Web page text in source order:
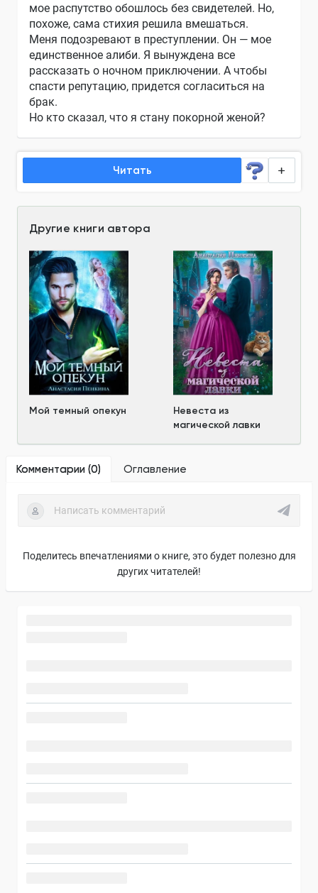
мое распутство обошлось без свидетелей. Но,
похоже, сама стихия решила вмешаться.
Меня подозревают в преступлении. Он — мое
единственное алиби. Я вынуждена все
рассказать о ночном приключении. А чтобы
спасти репутацию, придется согласиться на
брак.
Но кто сказал, что я стану покорной женой?
Читать
Другие книги автора
Мой темный опекун
Невеста из
магической лавки
Комментарии (0) Оглавление
Поделитесь впечатлениями о книге, это будет полезно для
других читателей!